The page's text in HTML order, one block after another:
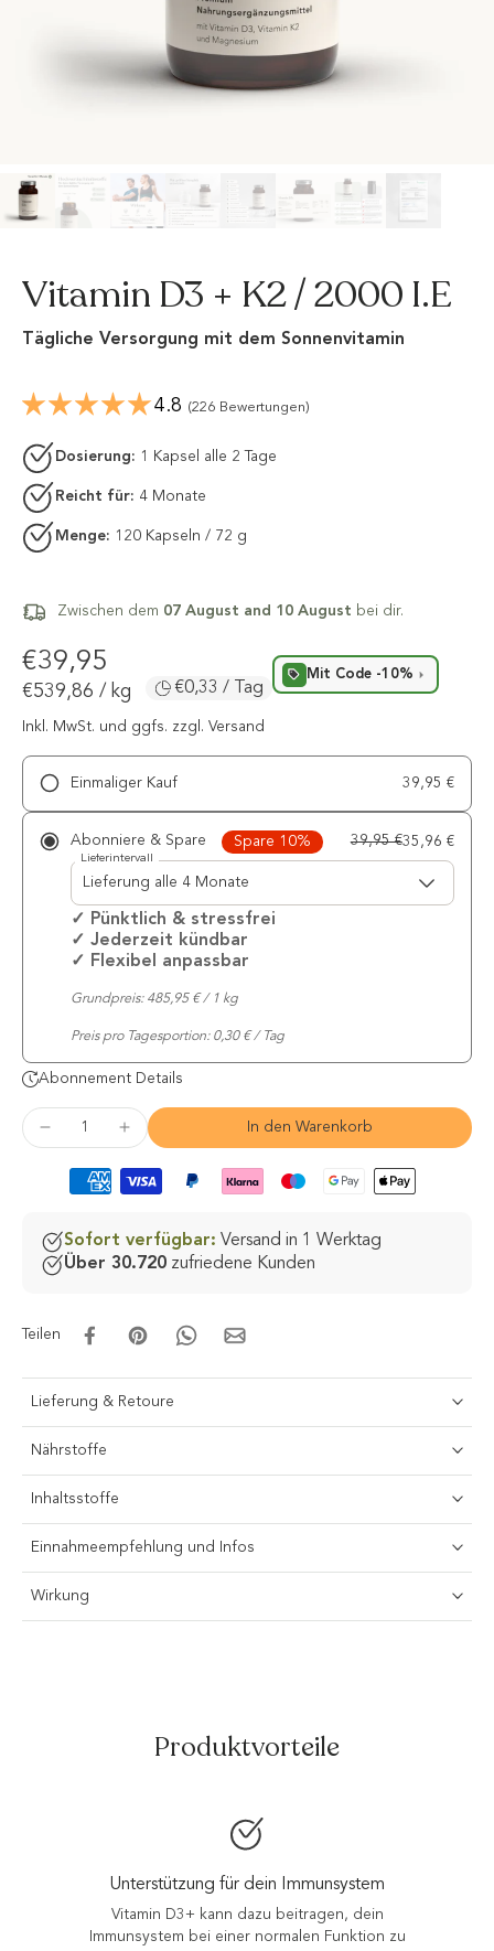
Vitamin D3 + K2 / 2000 I.E
Tägliche Versorgung mit dem Sonnenvitamin
4.8 (226 Bewertungen)
Dosierung: 1 Kapsel alle 2 Tage
Reicht für: 4 Monate
Menge: 120 Kapseln / 72 g
Zwischen dem 07 August and 10 August bei dir.
€39,95
€539,86 / kg €0,33 / Tag
Mit Code -10%
Inkl. MwSt. und ggfs. zzgl. Versand
Einmaliger Kauf 39,95 €
Abonniere & Spare Spare 10% 39,95 €35,96 €
Lieferintervall
✓ Pünktlich & stressfrei
✓ Jederzeit kündbar
✓ Flexibel anpassbar
Grundpreis: 485,95 € / 1 kg
Preis pro Tagesportion: 0,30 € / Tag
Abonnement Details
In den Warenkorb
Sofort verfügbar: Versand in 1 Werktag
Über 30.720 zufriedene Kunden
Teilen
Lieferung & Retoure
Nährstoffe
Inhaltsstoffe
Einnahmeempfehlung und Infos
Wirkung
Produktvorteile
Unterstützung für dein Immunsystem
Vitamin D3+ kann dazu beitragen, dein
Immunsystem bei einer normalen Funktion zu